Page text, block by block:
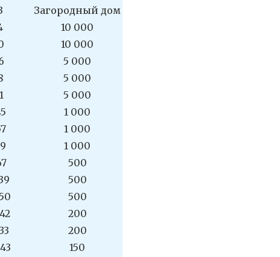
Загородный дом
10 000
10 000
5 000
5 000
5 000
1 000
1 000
1 000
500
500
500
200
200
150